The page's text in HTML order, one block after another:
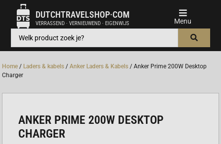
DUTCHTRAVELSHOP·COM
VERRASSEND · VERNIEUWEND · EIGENWIJS
Home / Laders & kabels /Anker Laders & Kabels / Anker Prime 200W Desktop
Charger
ANKER PRIME 200W DESKTOP
CHARGER